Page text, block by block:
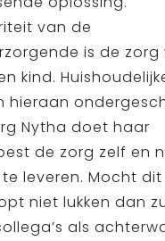
van de
is de zorg
kind.
hieraan
Nytha doet haar
de zorg zelf en
leveren. Mocht dit
niet lukken dan
als